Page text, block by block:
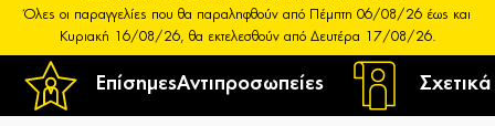
ΕπίσημεςΑντιπροσωπείες
Όλες οι παραγγελίες που θα παραληφθούν από Πέμπτη 06/08/26 έως και
Κυριακή 16/08/26, θα εκτελεσθούν από Δευτέρα 17/08/26.